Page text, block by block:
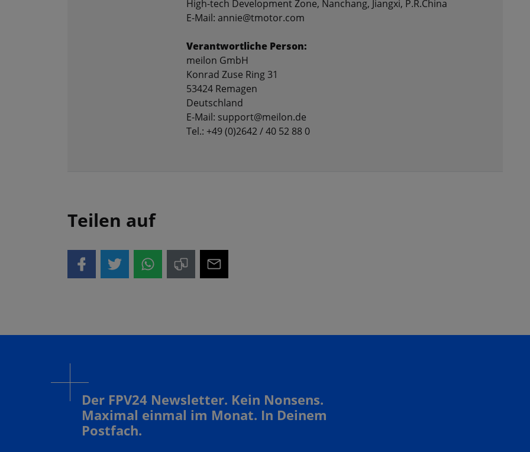
High-tech Development Zone, Nanchang, Jiangxi, P.R.China
E-Mail: annie@tmotor.com
Verantwortliche Person:
meilon GmbH
Konrad Zuse Ring 31
53424 Remagen
Deutschland
E-Mail: support@meilon.de
Tel.: +49 (0)2642 / 40 52 88 0
Teilen auf
Der FPV24 Newsletter. Kein Nonsens.
Maximal einmal im Monat. In Deinem
Postfach.